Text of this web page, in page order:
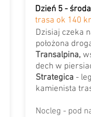
Dzień 5 -
trasa ok 140
Dzisiaj czeka
położona
Transalpina,
dech w
Strategica -
kamienista
Nocleg - pod